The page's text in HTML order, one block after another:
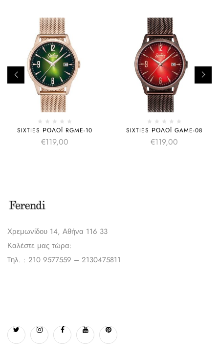
SIXTIES ΡΟΛΌΙ RGME-10
€119,00
SIXTIES ΡΟΛΌΙ GAME-08
€119,00
Χρεμωνίδου 14, Αθήνα 116 33
Καλέστε μας τώρα:
Tηλ. : 210 9577559 – 2130475811